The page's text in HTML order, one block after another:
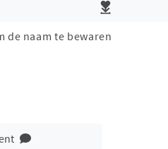
de naam te bewaren